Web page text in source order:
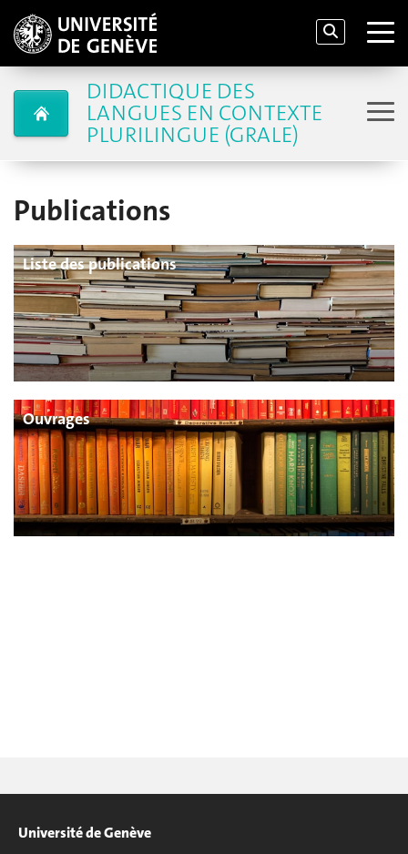
DIDACTIQUE DES
LANGUES EN CONTEXTE
PLURILINGUE (GRALE)
Publications
Liste des publications
Ouvrages
Université de Genève